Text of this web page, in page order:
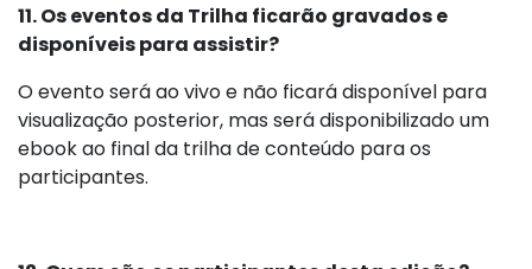
11. Os eventos da Trilha ficarão gravados e
disponíveis para assistir?
O evento será ao vivo e não ficará disponível para
visualização posterior, mas será disponibilizado um
ebook ao final da trilha de conteúdo para os
participantes.